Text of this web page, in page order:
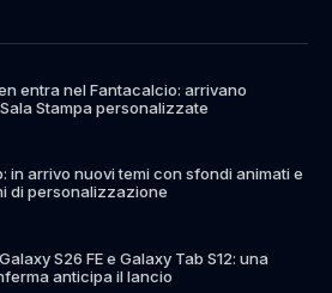
entra nel Fantacalcio: arrivano
Stampa personalizzate
in arrivo nuovi temi con sfondi animati e
di personalizzazione
S26 FE e Galaxy Tab S12: una
anticipa il lancio